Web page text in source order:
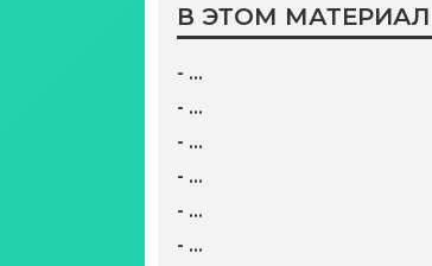
В ЭТОМ
- …
- …
- …
- …
- …
- …